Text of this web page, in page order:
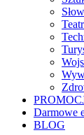
Darmowe
BLOG